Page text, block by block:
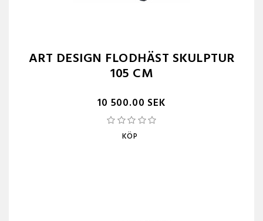
ART DESIGN FLODHÄST SKULPTUR
105 CM
10 500.00 SEK
KÖP